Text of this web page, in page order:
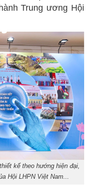
Trung ương Hội
kế theo hướng hiện đại,
Hội LHPN Việt Nam...